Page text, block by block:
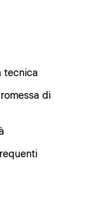
tecnica
di